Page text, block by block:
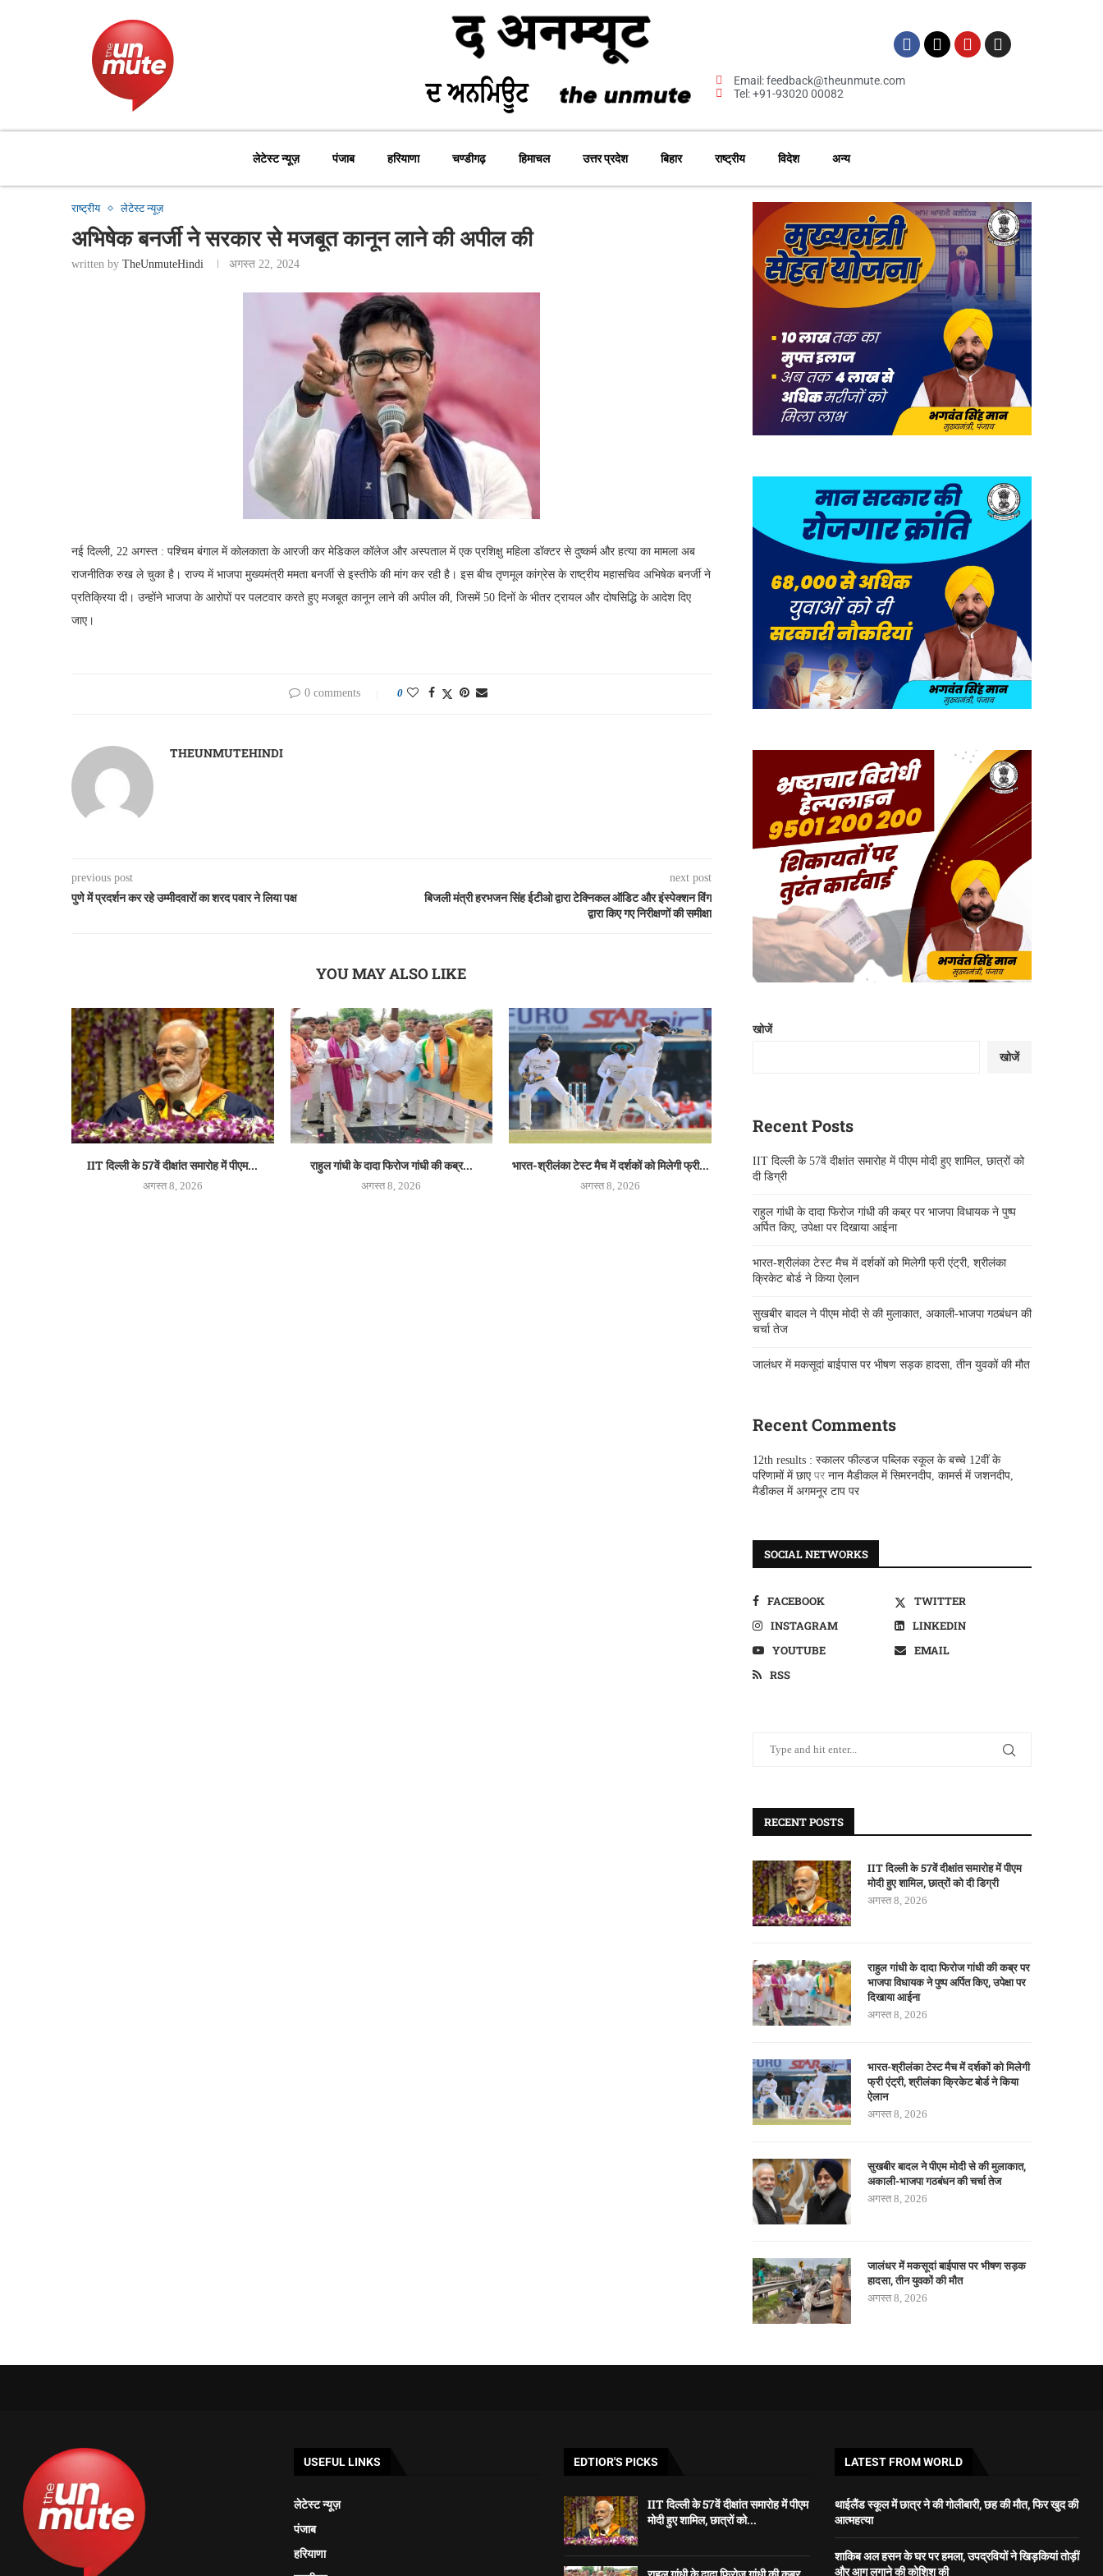
Email: feedback@theunmute.com
Tel: +91-93020 00082
लेटेस्ट न्यूज़ पंजाब हरियाणा चण्डीगढ़ हिमाचल उत्तर प्रदेश बिहार राष्ट्रीय विदेश अन्य
राष्ट्रीय लेटेस्ट न्यूज़
अभिषेक बनर्जी ने सरकार से मजबूत कानून लाने की अपील की
written by TheUnmuteHindi अगस्त 22, 2024
नई दिल्ली, 22 अगस्त : पश्चिम बंगाल में कोलकाता के आरजी कर मेडिकल कॉलेज और अस्पताल में एक प्रशिक्षु महिला डॉक्टर से दुष्कर्म और हत्या का मामला अब
राजनीतिक रुख ले चुका है। राज्य में भाजपा मुख्यमंत्री ममता बनर्जी से इस्तीफे की मांग कर रही है। इस बीच तृणमूल कांग्रेस के राष्ट्रीय महासचिव अभिषेक बनर्जी ने
प्रतिक्रिया दी। उन्होंने भाजपा के आरोपों पर पलटवार करते हुए मजबूत कानून लाने की अपील की, जिसमें 50 दिनों के भीतर ट्रायल और दोषसिद्धि के आदेश दिए
जाए।
0 comments 0
THEUNMUTEHINDI
previous post
पुणे में प्रदर्शन कर रहे उम्मीदवारों का शरद पवार ने लिया पक्ष
next post
बिजली मंत्री हरभजन सिंह ईटीओ द्वारा टेक्निकल ऑडिट और इंस्पेक्शन विंग
द्वारा किए गए निरीक्षणों की समीक्षा
YOU MAY ALSO LIKE
IIT दिल्ली के 57वें दीक्षांत समारोह में पीएम...
अगस्त 8, 2026
राहुल गांधी के दादा फिरोज गांधी की कब्र...
अगस्त 8, 2026
भारत-श्रीलंका टेस्ट मैच में दर्शकों को मिलेगी फ्री...
अगस्त 8, 2026
खोजें
खोजें
Recent Posts
IIT दिल्ली के 57वें दीक्षांत समारोह में पीएम मोदी हुए शामिल, छात्रों को
दी डिग्री
राहुल गांधी के दादा फिरोज गांधी की कब्र पर भाजपा विधायक ने पुष्प
अर्पित किए, उपेक्षा पर दिखाया आईना
भारत-श्रीलंका टेस्ट मैच में दर्शकों को मिलेगी फ्री एंट्री, श्रीलंका
क्रिकेट बोर्ड ने किया ऐलान
सुखबीर बादल ने पीएम मोदी से की मुलाकात, अकाली-भाजपा गठबंधन की
चर्चा तेज
जालंधर में मकसूदां बाईपास पर भीषण सड़क हादसा, तीन युवकों की मौत
Recent Comments
12th results : स्कालर फील्डज पब्लिक स्कूल के बच्चे 12वीं के
परिणामों में छाएपर नान मैडीकल में सिमरनदीप, कामर्स में जशनदीप,
मैडीकल में अगमनूर टाप पर
SOCIAL NETWORKS
FACEBOOK
TWITTER
INSTAGRAM
LINKEDIN
YOUTUBE
EMAIL
RSS
RECENT POSTS
IIT दिल्ली के 57वें दीक्षांत समारोह में पीएम
मोदी हुए शामिल, छात्रों को दी डिग्री
अगस्त 8, 2026
राहुल गांधी के दादा फिरोज गांधी की कब्र पर
भाजपा विधायक ने पुष्प अर्पित किए, उपेक्षा पर
दिखाया आईना
अगस्त 8, 2026
भारत-श्रीलंका टेस्ट मैच में दर्शकों को मिलेगी
फ्री एंट्री, श्रीलंका क्रिकेट बोर्ड ने किया
ऐलान
अगस्त 8, 2026
सुखबीर बादल ने पीएम मोदी से की मुलाकात,
अकाली-भाजपा गठबंधन की चर्चा तेज
अगस्त 8, 2026
जालंधर में मकसूदां बाईपास पर भीषण सड़क
हादसा, तीन युवकों की मौत
अगस्त 8, 2026
USEFUL LINKS
लेटेस्ट न्यूज़
पंजाब
हरियाणा
EDTIOR'S PICKS
IIT दिल्ली के 57वें दीक्षांत समारोह में पीएम
मोदी हुए शामिल, छात्रों को...
LATEST FROM WORLD
थाईलैंड स्कूल में छात्र ने की गोलीबारी, छह की मौत, फिर खुद की
आत्महत्या
शाकिब अल हसन के घर पर हमला, उपद्रवियों ने खिड़कियां तोड़ीं
और आग लगाने की कोशिश की